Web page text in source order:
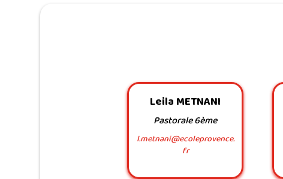
Leila METNANI
Pastorale 6ème
l.metnani@ecoleprovence.
fr